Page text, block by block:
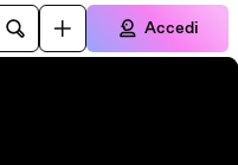
Accedi